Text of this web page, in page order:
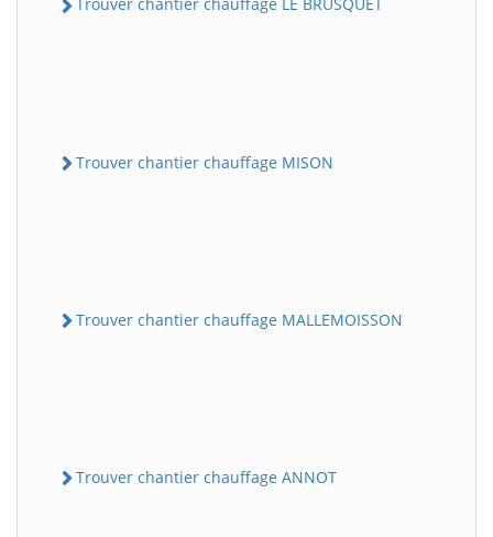
Trouver chantier chauffage MISON
Trouver chantier chauffage MALLEMOISSON
Trouver chantier chauffage ANNOT